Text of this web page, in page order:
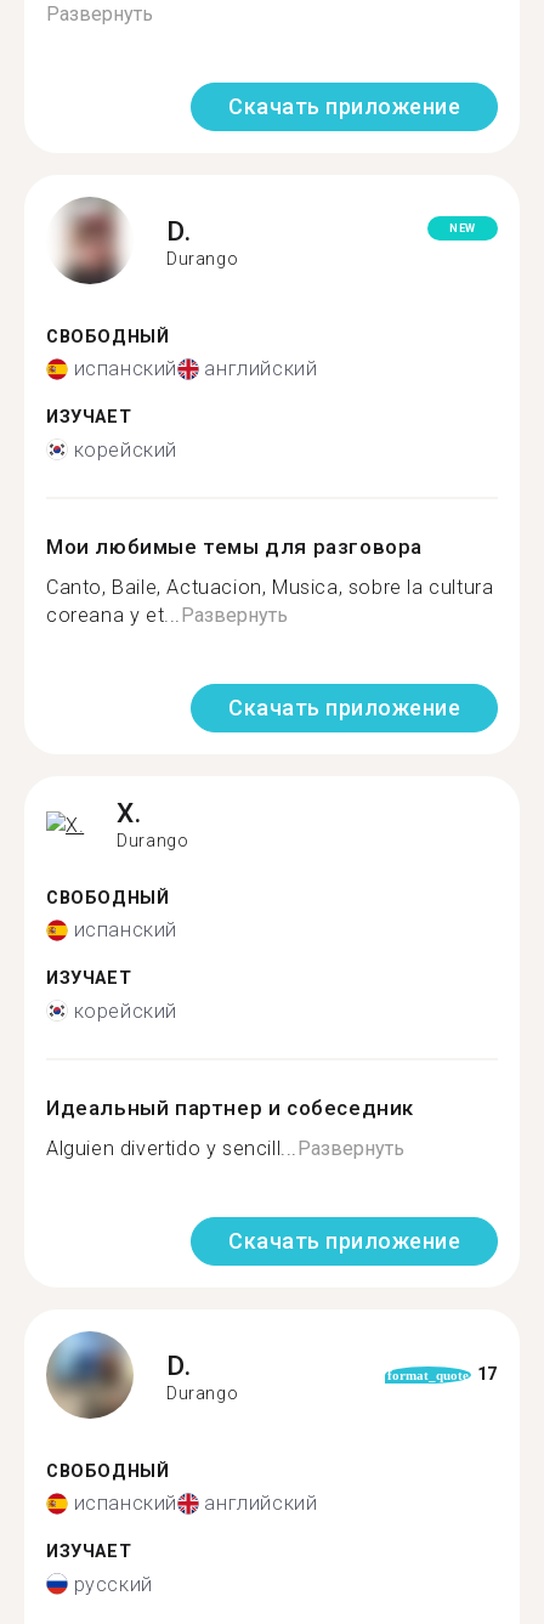
Развернуть
Скачать приложение
D.
Durango
NEW
СВОБОДНЫЙ
испанский английский
ИЗУЧАЕТ
корейский
Мои любимые темы для разговора
Canto, Baile, Actuacion, Musica, sobre la cultura
coreana y et... Развернуть
Скачать приложение
X.
Durango
СВОБОДНЫЙ
испанский
ИЗУЧАЕТ
корейский
Идеальный партнер и собеседник
Alguien divertido y sencill... Развернуть
Скачать приложение
D.
Durango
format_quote 17
СВОБОДНЫЙ
испанский английский
ИЗУЧАЕТ
русский